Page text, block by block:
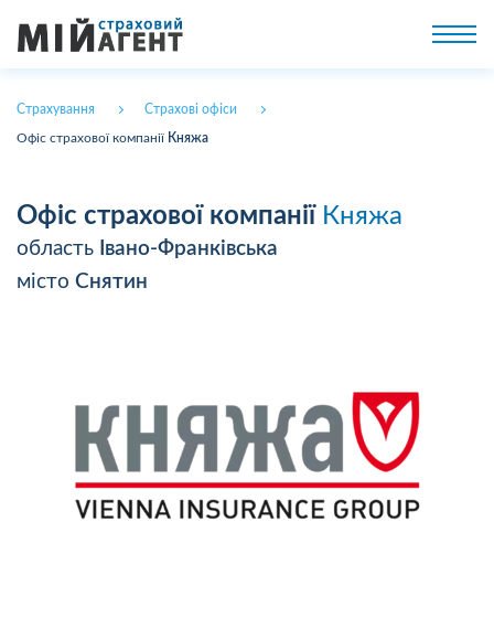
Страхування Страхові офіси
Офіс страхової компанії Княжа
Офіс страхової компанії Княжа
область Івано-Франківська
місто Снятин